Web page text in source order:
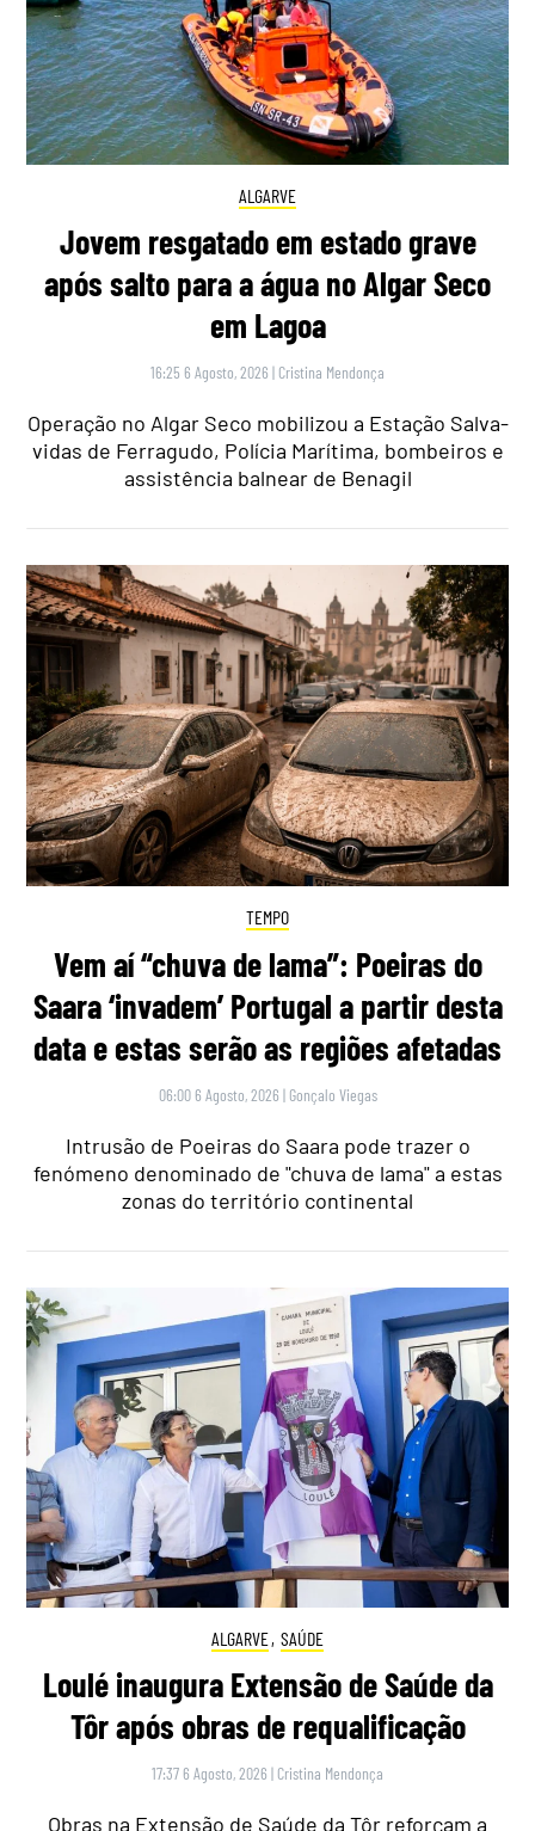
ALGARVE
Jovem resgatado em estado grave
após salto para a água no Algar Seco
em Lagoa
16:25 6 Agosto, 2026 | Cristina Mendonça
Operação no Algar Seco mobilizou a Estação Salva-
vidas de Ferragudo, Polícia Marítima, bombeiros e
assistência balnear de Benagil
TEMPO
Vem aí “chuva de lama”: Poeiras do
Saara ‘invadem’ Portugal a partir desta
data e estas serão as regiões afetadas
06:00 6 Agosto, 2026 | Gonçalo Viegas
Intrusão de Poeiras do Saara pode trazer o
fenómeno denominado de "chuva de lama" a estas
zonas do território continental
ALGARVE, SAÚDE
Loulé inaugura Extensão de Saúde da
Tôr após obras de requalificação
17:37 6 Agosto, 2026 | Cristina Mendonça
Obras na Extensão de Saúde da Tôr reforçam a